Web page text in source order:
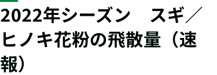
2022年シーズン スギ／
ヒノキ花粉の飛散量（速
報）